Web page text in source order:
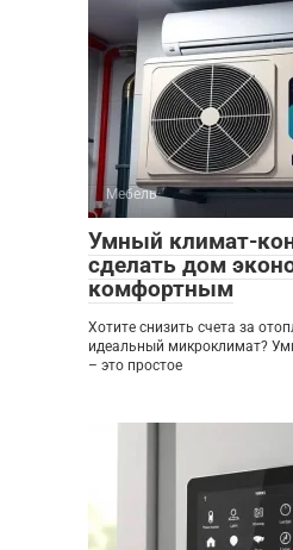
Мебель
Умный климат-
сделать дом
комфортным
Хотите снизить счета за
идеальный микроклимат?
– это простое